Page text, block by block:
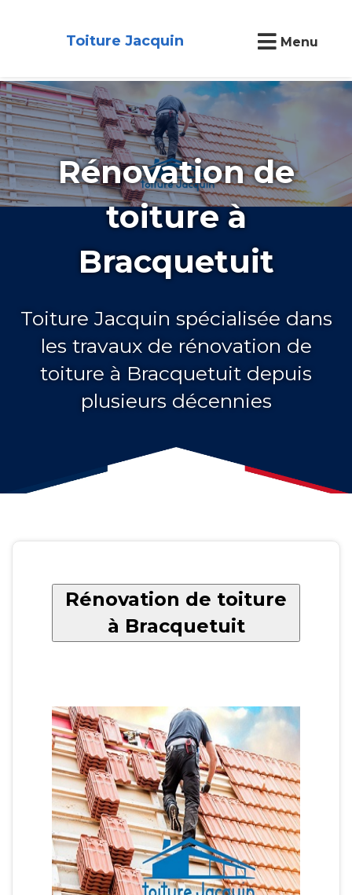
Toiture Jacquin Menu
Rénovation de
toiture à
Bracquetuit
Toiture Jacquin spécialisée dans
les travaux de rénovation de
toiture à Bracquetuit depuis
plusieurs décennies
Rénovation de toiture
à Bracquetuit